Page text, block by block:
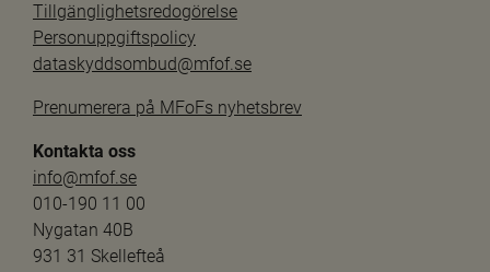
Tillgänglighetsredogörelse
Personuppgiftspolicy
dataskyddsombud@mfof.se
Prenumerera på MFoFs nyhetsbrev
Kontakta oss
info@mfof.se
010-190 11 00
Nygatan 40B
931 31 Skellefteå